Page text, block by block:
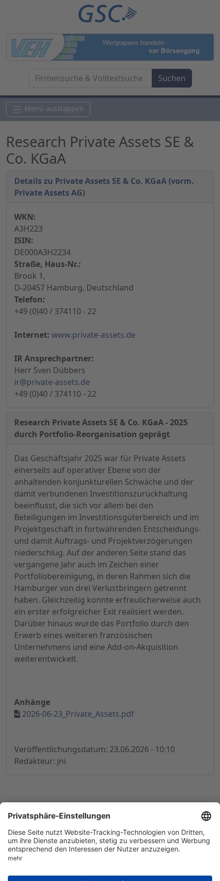
Menü ausklappen
Research Private Assets SE &
Co. KGaA
Details zu Private Assets SE & Co. KGaA (vorm.
Private Assets AG)
WKN:
A3H223
ISIN:
DE000A3H2234
Straße, Haus-Nr.:
Brook 1,
D-20457 Hamburg, Deutschland
Telefon:
+49 (0)40 / 374110 - 22
Internet: www.private-assets.de
IR Ansprechpartner:
Herr Sven Dübbers
ir@private-assets.de
+49 (0)40 / 374110 - 22
Research Private Assets SE & Co. KGaA - 2025
durch Portfolio-Reorganisation geprägt
Das Geschäftsjahr 2025 war für Private Assets
einerseits auf operativer Ebene von der
anhaltenden konjunkturellen Schwäche und der
damit verbundenen Investitionszurückhaltung
beeinflusst, die sich vor allem bei den
Beteiligungen im Investitionsgüterbereich und im
Projektgeschäft in fortwährenden Entscheidungs-
und damit Auftrags- und Projektverzögerungen
niederschlug. Auf der anderen Seite stand das
vergangene Jahr auch im Zeichen einer
Portfoliobereinigung, in deren Rahmen sich die
Hamburger von drei Verlustbringern getrennt
haben. Gleichzeitig konnte erfreulicherweise auch
ein erster erfolgreicher Exit realisiert werden.
Darüber hinaus wurde das Portfolio durch den
Erwerb eines weiteren französischen
Unternehmens und eine Add-on-Akquisition
weiterentwickelt.
Anhänge
2026-06-23_Private_Assets.pdf
Veröffentlichungsdatum: 23.06.2026 - 10:10
Redakteur: jni
© 1998-2026by GSC Research GmbH
Datenschutz